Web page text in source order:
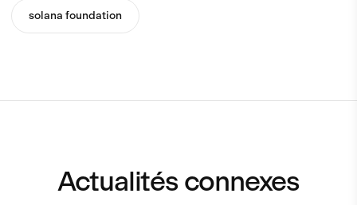
solana foundation
Actualités connexes